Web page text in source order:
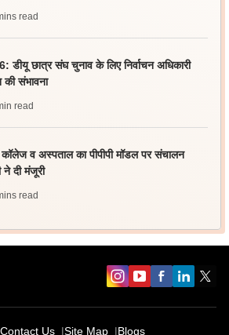
read
छात्र संघ चुनाव के लिए निर्वाचन अधिकारी
संभावना
read
व अस्पताल का पीपीपी मॉडल पर संचालन
ने दी मंजूरी
read
Contact Us Site Map Blogs